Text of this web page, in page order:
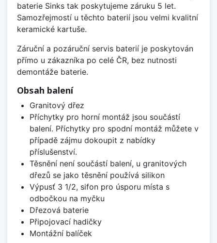
baterie Sinks tak poskytujeme záruku 5 let.
Samozřejmostí u těchto baterií jsou velmi kvalitní
keramické kartuše.
Záruční a pozáruční servis baterií je poskytován
přímo u zákazníka po celé ČR, bez nutnosti
demontáže baterie.
Obsah balení
Granitový dřez
Příchytky pro horní montáž jsou součástí
balení. Příchytky pro spodní montáž můžete v
případě zájmu dokoupit z nabídky
příslušenství.
Těsnění není součástí balení, u granitových
dřezů se jako těsnění používá silikon
Výpusť 3 1/2, sifon pro úsporu místa s
odbočkou na myčku
Dřezová baterie
Připojovací hadičky
Montážní balíček